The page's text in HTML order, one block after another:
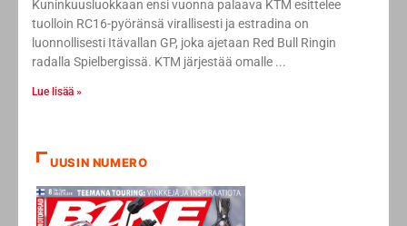
Kuninkuusluokkaan ensi vuonna palaava KTM esittelee
tuolloin RC16-pyöränsä virallisesti ja estradina on
luonnollisesti Itävallan GP, joka ajetaan Red Bull Ringin
radalla Spielbergissä. KTM järjestää omalle
Lue lisää »
UUSIN NUMERO